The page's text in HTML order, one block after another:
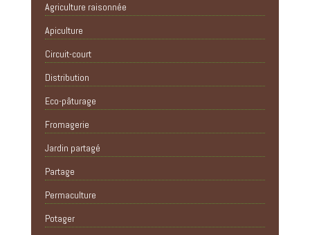
Agriculture raisonnée
Apiculture
Circuit-court
Distribution
Eco-pâturage
Fromagerie
Jardin partagé
Partage
Permaculture
Potager